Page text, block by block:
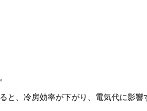
と、冷房効率が下がり、電気代に影響